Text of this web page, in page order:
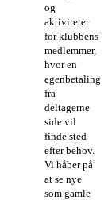
og
aktiviteter
for klubbens
medlemmer,
hvor en
egenbetaling
fra
deltagerne
side vil
finde sted
efter behov.
Vi håber på
at se nye
som gamle